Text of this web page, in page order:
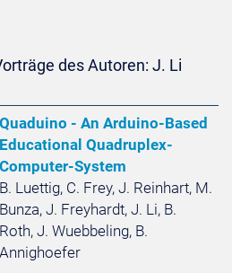
des Autoren: J. Li
Quaduino - An Arduino-Based
Educational Quadruplex-
Computer-System
B. Luettig, C. Frey, J. Reinhart, M.
Bunza, J. Freyhardt, J. Li, B.
Roth, J. Wuebbeling, B.
Annighoefer